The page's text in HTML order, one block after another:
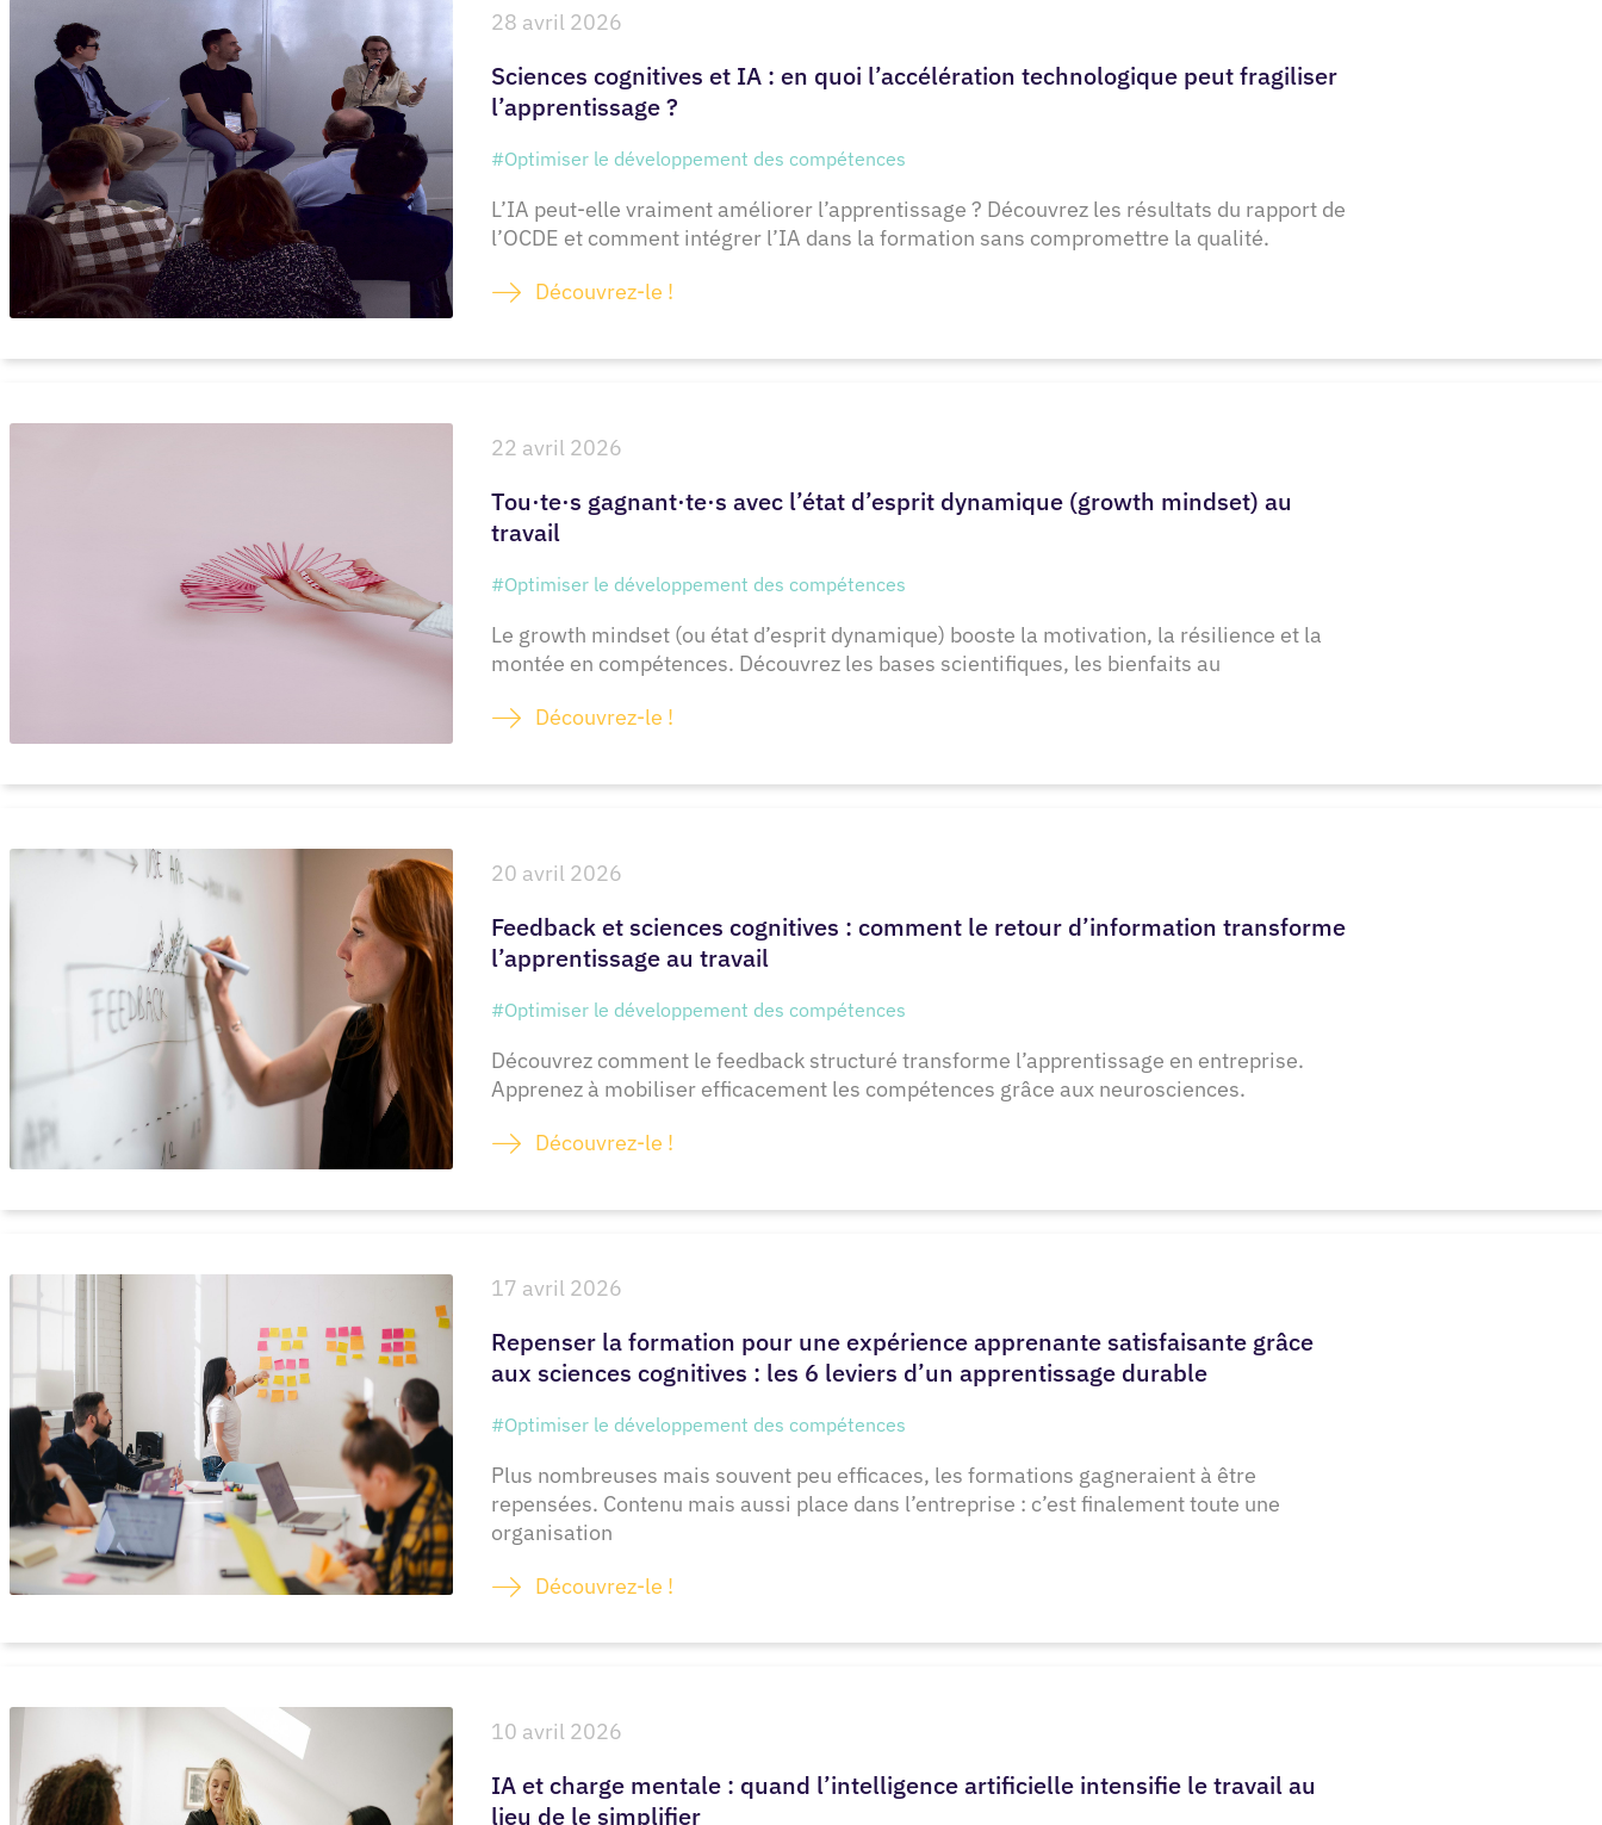
28 avril 2026
Sciences cognitives et IA : en quoi l’accélération technologique peut fragiliser
l’apprentissage ?
#Optimiser le développement des compétences
L’IA peut-elle vraiment améliorer l’apprentissage ? Découvrez les résultats du rapport de
l’OCDE et comment intégrer l’IA dans la formation sans compromettre la qualité.
Découvrez-le !
22 avril 2026
Tou·te·s gagnant·te·s avec l’état d’esprit dynamique (growth mindset) au
travail
#Optimiser le développement des compétences
Le growth mindset (ou état d’esprit dynamique) booste la motivation, la résilience et la
montée en compétences. Découvrez les bases scientifiques, les bienfaits au
Découvrez-le !
20 avril 2026
Feedback et sciences cognitives : comment le retour d’information transforme
l’apprentissage au travail
#Optimiser le développement des compétences
Découvrez comment le feedback structuré transforme l’apprentissage en entreprise.
Apprenez à mobiliser efficacement les compétences grâce aux neurosciences.
Découvrez-le !
17 avril 2026
Repenser la formation pour une expérience apprenante satisfaisante grâce
aux sciences cognitives : les 6 leviers d’un apprentissage durable
#Optimiser le développement des compétences
Plus nombreuses mais souvent peu efficaces, les formations gagneraient à être
repensées. Contenu mais aussi place dans l’entreprise : c’est finalement toute une
organisation
Découvrez-le !
10 avril 2026
IA et charge mentale : quand l’intelligence artificielle intensifie le travail au
lieu de le simplifier